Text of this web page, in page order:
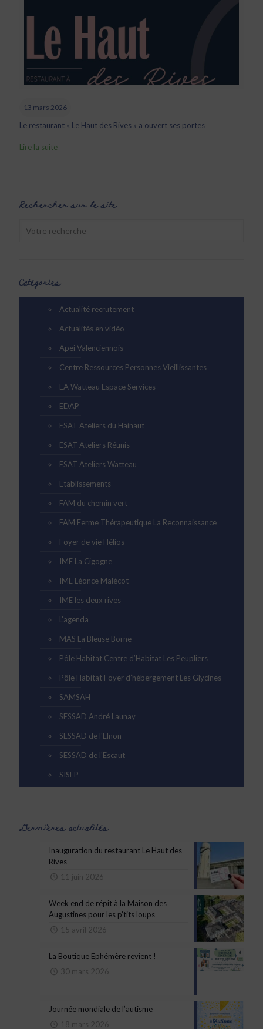
13 mars 2026
Le restaurant « Le Haut des Rives » a ouvert ses portes
Lire la suite
Rechercher sur le site
Catégories
Actualité recrutement
Actualités en vidéo
Apei Valenciennois
Centre Ressources Personnes Vieillissantes
EA Watteau Espace Services
EDAP
ESAT Ateliers du Hainaut
ESAT Ateliers Réunis
ESAT Ateliers Watteau
Etablissements
FAM du chemin vert
FAM Ferme Thérapeutique La Reconnaissance
Foyer de vie Hélios
IME La Cigogne
IME Léonce Malécot
IME les deux rives
L’agenda
MAS La Bleuse Borne
Pôle Habitat Centre d’Habitat Les Peupliers
Pôle Habitat Foyer d’hébergement Les Glycines
SAMSAH
SESSAD André Launay
SESSAD de l'Elnon
SESSAD de l'Escaut
SISEP
Dernières actualités
Inauguration du restaurant Le Haut des
Rives
11 juin 2026
Week end de répit à la Maison des
Augustines pour les p’tits loups
15 avril 2026
La Boutique Ephémère revient !
30 mars 2026
Journée mondiale de l’autisme
18 mars 2026